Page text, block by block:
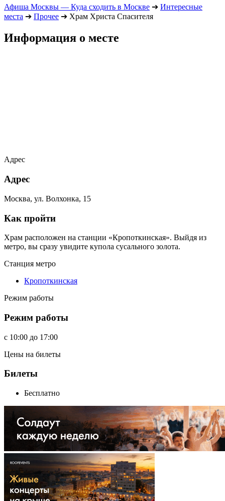
Афиша Москвы — Куда сходить в Москве ➔ Интересные
места ➔ Прочее ➔ Храм Христа Спасителя
Информация о месте
Адрес
Адрес
Москва, ул. Волхонка, 15
Как пройти
Храм расположен на станции «Кропоткинская». Выйдя из
метро, вы сразу увидите купола сусального золота.
Станция метро
Кропоткинская
Режим работы
Режим работы
c 10:00 до 17:00
Цены на билеты
Билеты
Бесплатно